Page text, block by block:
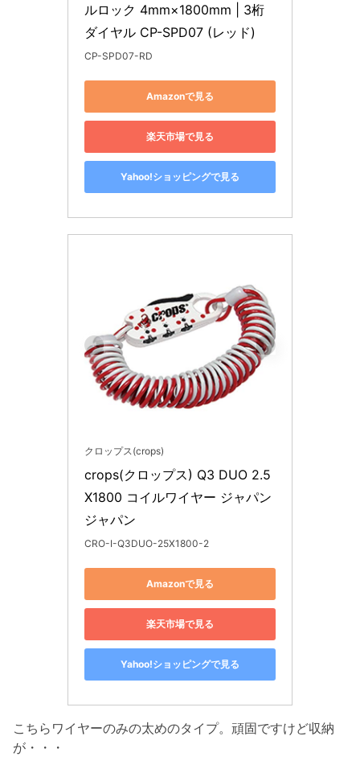
ルロック 4mm×1800mm | 3桁
ダイヤル CP-SPD07 (レッド)
CP-SPD07-RD
Amazonで見る
楽天市場で見る
Yahoo!ショッピングで見る
クロップス(crops)
crops(クロップス) Q3 DUO 2.5
X1800 コイルワイヤー ジャパン
ジャパン
CRO-I-Q3DUO-25X1800-2
Amazonで見る
楽天市場で見る
Yahoo!ショッピングで見る
こちらワイヤーのみの太めのタイプ。頑固ですけど収納
が・・・